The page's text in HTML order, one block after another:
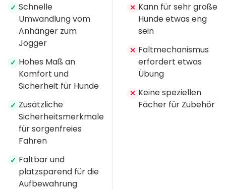
✓ Schnelle
Umwandlung vom
Anhänger zum
Jogger
✓ Hohes Maß an
Komfort und
Sicherheit für Hunde
✓ Zusätzliche
Sicherheitsmerkmale
für sorgenfreies
Fahren
✓ Faltbar und
platzsparend für die
Aufbewahrung
✕ Kann für sehr große
Hunde etwas eng
sein
✕ Faltmechanismus
erfordert etwas
Übung
✕ Keine speziellen
Fächer für Zubehör